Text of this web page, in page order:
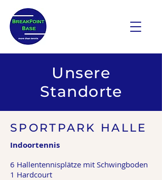
Unsere
Standorte
SPORTPARK HALLE
Indoortennis
6 Hallentennisplätze mit Schwingboden
1 Hardcourt